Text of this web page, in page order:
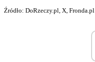
Źródło: DoRzeczy.pl, X, Fronda.pl